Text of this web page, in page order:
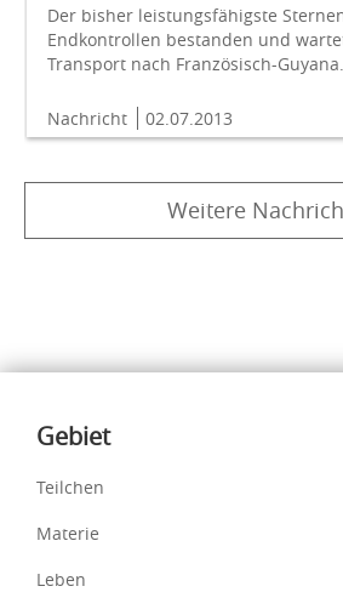
Der bisher leistungsfähigste
Endkontrollen bestanden und
Transport nach Französisch-Guyana.
Nachricht 02.07.2013
Weitere
Inhalte
Gebiet
Teilchen
Materie
Leben